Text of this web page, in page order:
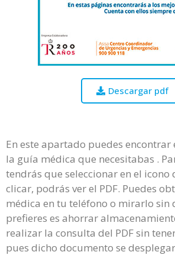
Descargar pdf
En este apartado puedes encontrar
la guía médica que necesitabas .
tendrás que seleccionar en el icono
clicar, podrás ver el PDF. Puedes
médica en tu teléfono o mirarlo sin
prefieres es ahorrar
realizar la consulta del PDF sin
pues dicho documento se